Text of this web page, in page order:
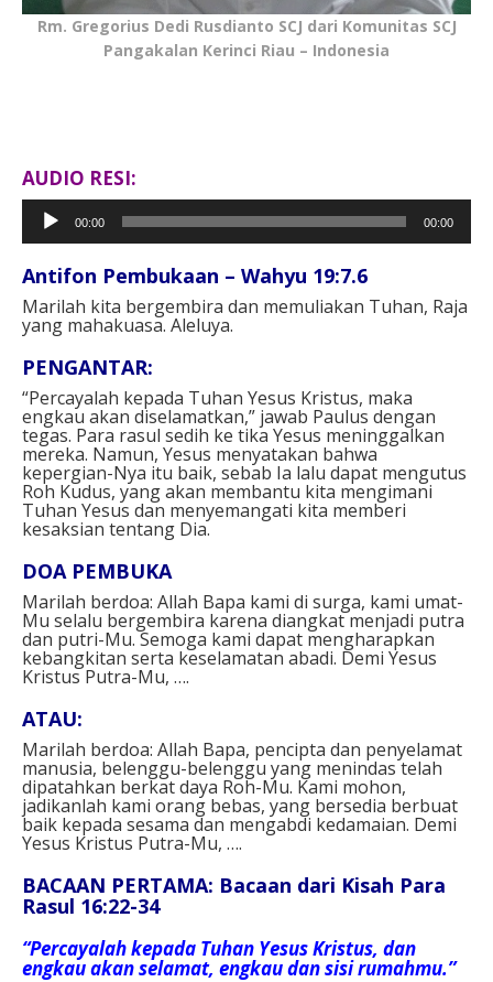
Rm. Gregorius Dedi Rusdianto SCJ dari Komunitas SCJ
Pangakalan Kerinci Riau – Indonesia
AUDIO RESI:
Pemutar
Audio
00:00 00:00
Antifon Pembukaan – Wahyu 19:7.6
Marilah kita bergembira dan memuliakan Tuhan, Raja
yang mahakuasa. Aleluya.
PENGANTAR:
“Percayalah kepada Tuhan Yesus Kristus, maka
engkau akan diselamatkan,” jawab Paulus dengan
tegas. Para rasul sedih ke tika Yesus meninggalkan
mereka. Namun, Yesus menyatakan bahwa
kepergian-Nya itu baik, sebab Ia lalu dapat mengutus
Roh Kudus, yang akan membantu kita mengimani
Tuhan Yesus dan menyemangati kita memberi
kesaksian tentang Dia.
DOA PEMBUKA
Marilah berdoa: Allah Bapa kami di surga, kami umat-
Mu selalu bergembira karena diangkat menjadi putra
dan putri-Mu. Semoga kami dapat mengharapkan
kebangkitan serta keselamatan abadi. Demi Yesus
Kristus Putra-Mu, ….
ATAU:
Marilah berdoa: Allah Bapa, pencipta dan penyelamat
manusia, belenggu-belenggu yang menindas telah
dipatahkan berkat daya Roh-Mu. Kami mohon,
jadikanlah kami orang bebas, yang bersedia berbuat
baik kepada sesama dan mengabdi kedamaian. Demi
Yesus Kristus Putra-Mu, ….
BACAAN PERTAMA: Bacaan dari Kisah Para
Rasul 16:22-34
“Percayalah kepada Tuhan Yesus Kristus, dan
engkau akan selamat, engkau dan sisi rumahmu.”